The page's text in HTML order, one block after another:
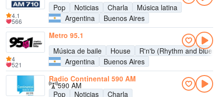
Pop
Noticias Charla
Música latina
Argentina
Buenos Aires
4.1
566
Metro 95.1
Música de baile
House
R'n'b (Rhythm and blues)
Argentina
Buenos Aires
4
521
Radio Continental 590 AM
590 AM
Pop
Noticias
Charla